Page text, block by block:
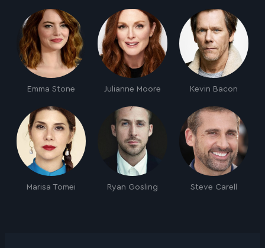
Emma Stone Julianne Moore Kevin Bacon
Marisa Tomei Ryan Gosling Steve Carell